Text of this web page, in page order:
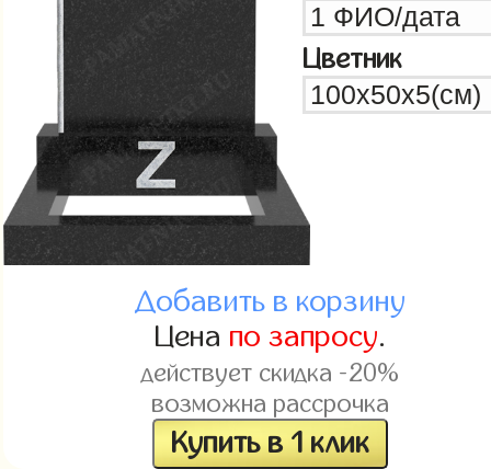
Цветник
Добавить в корзину
Цена по запросу.
действует скидка -20%
возможна рассрочка
Купить в 1 клик